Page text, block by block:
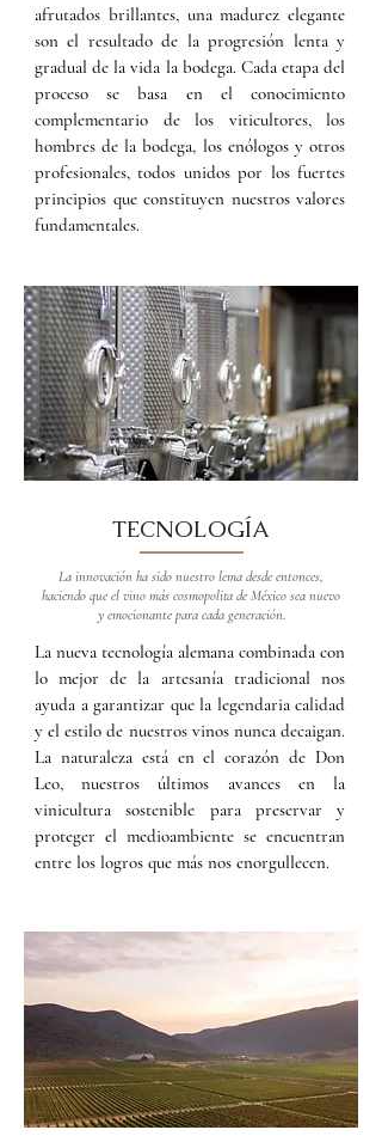
afrutados brillantes, una madurez elegante
son el resultado de la progresión lenta y
gradual de la vida la bodega. Cada etapa del
proceso se basa en el conocimiento
complementario de los viticultores, los
hombres de la bodega, los enólogos y otros
profesionales, todos unidos por los fuertes
principios que constituyen nuestros valores
fundamentales.
TECNOLOGÍA
La innovación ha sido nuestro lema desde entonces,
haciendo que el vino más cosmopolita de México sea nuevo
y emocionante para cada generación.
La nueva tecnología alemana combinada con
lo mejor de la artesanía tradicional nos
ayuda a garantizar que la legendaria calidad
y el estilo de nuestros vinos nunca decaigan.
La naturaleza está en el corazón de Don
Leo, nuestros últimos avances en la
vinicultura sostenible para preservar y
proteger el medioambiente se encuentran
entre los logros que más nos enorgullecen.